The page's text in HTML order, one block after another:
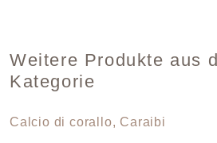
Weitere Produkte aus
Kategorie
Calcio di corallo, Caraibi